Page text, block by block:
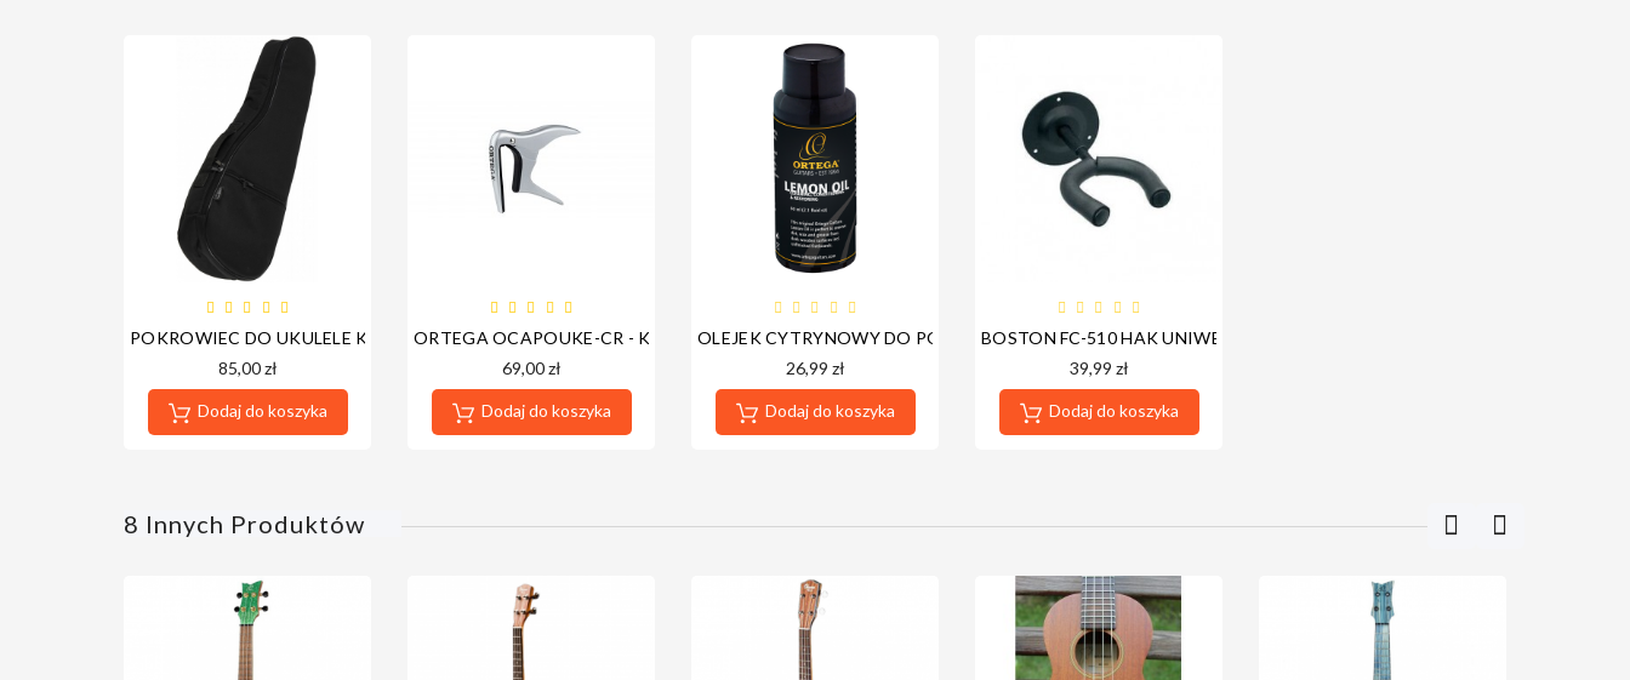
POKROWIEC DO UKULELE KONCERTOWEGO NSG-C
85,00 zł
Dodaj do koszyka
ORTEGA OCAPOUKE-CR - KAPODASTER DO UKULELE
69,00 zł
Dodaj do koszyka
OLEJEK CYTRYNOWY DO PODSTRUNNICY - ORTEGA OLEM
26,99 zł
Dodaj do koszyka
BOSTON FC-510 HAK UNIWERSALNY DO INSTRUMENTÓW
39,99 zł
Dodaj do koszyka
8 Innych Produktów